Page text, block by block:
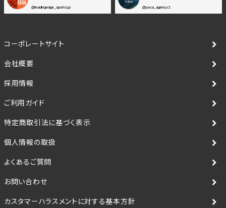
@leadingedge_sports.jp @yoca_agency2
コーポレートサイト
会社概要
採用情報
ご利用ガイド
特定商取引法に基づく表示
個人情報の取扱
よくあるご質問
お問い合わせ
カスタマーハラスメントに対する基本方針